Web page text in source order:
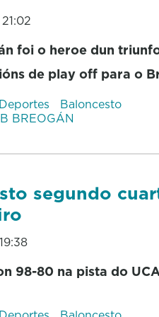
foi o heroe dun
de play off para o
Deportes
Baloncesto
BREOGÁN
segundo
98-80 na pista do